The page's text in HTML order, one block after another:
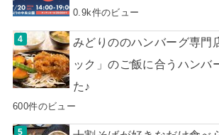
0.9k件のビュー
みどりののハンバーグ専門
ック」のご飯に合うハンバ
た♪
600件のビュー